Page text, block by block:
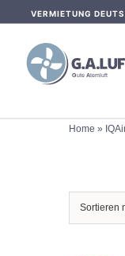
content
VERMIETUNG
Home »
Sortieren